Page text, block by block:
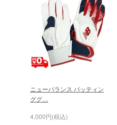
ニューバランス バッティン
ググ…
4,000円(税込)